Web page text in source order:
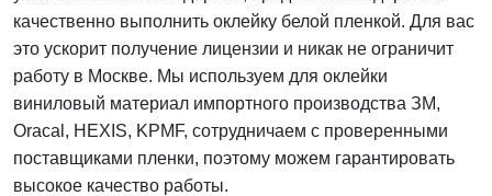
качественно выполнить оклейку белой пленкой. Для вас
это ускорит получение лицензии и никак не ограничит
работу в Москве. Мы используем для оклейки
виниловый материал импортного производства ЗМ,
Oracal, HEXIS, KPMF, сотрудничаем с проверенными
поставщиками пленки, поэтому можем гарантировать
высокое качество работы.